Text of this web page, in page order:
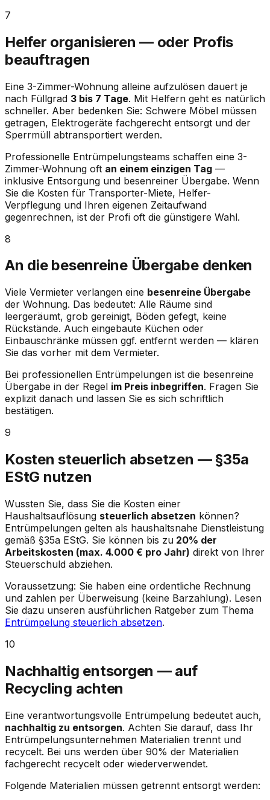
7
Helfer organisieren — oder Profis
beauftragen
Eine 3-Zimmer-Wohnung alleine aufzulösen dauert je
nach Füllgrad 3 bis 7 Tage. Mit Helfern geht es natürlich
schneller. Aber bedenken Sie: Schwere Möbel müssen
getragen, Elektrogeräte fachgerecht entsorgt und der
Sperrmüll abtransportiert werden.
Professionelle Entrümpelungsteams schaffen eine 3-
Zimmer-Wohnung oft an einem einzigen Tag —
inklusive Entsorgung und besenreiner Übergabe. Wenn
Sie die Kosten für Transporter-Miete, Helfer-
Verpflegung und Ihren eigenen Zeitaufwand
gegenrechnen, ist der Profi oft die günstigere Wahl.
8
An die besenreine Übergabe denken
Viele Vermieter verlangen eine besenreine Übergabe
der Wohnung. Das bedeutet: Alle Räume sind
leergeräumt, grob gereinigt, Böden gefegt, keine
Rückstände. Auch eingebaute Küchen oder
Einbauschränke müssen ggf. entfernt werden — klären
Sie das vorher mit dem Vermieter.
Bei professionellen Entrümpelungen ist die besenreine
Übergabe in der Regel im Preis inbegriffen. Fragen Sie
explizit danach und lassen Sie es sich schriftlich
bestätigen.
9
Kosten steuerlich absetzen — §35a
EStG nutzen
Wussten Sie, dass Sie die Kosten einer
Haushaltsauflösung steuerlich absetzen können?
Entrümpelungen gelten als haushaltsnahe Dienstleistung
gemäß §35a EStG. Sie können bis zu 20% der
Arbeitskosten (max. 4.000 € pro Jahr) direkt von Ihrer
Steuerschuld abziehen.
Voraussetzung: Sie haben eine ordentliche Rechnung
und zahlen per Überweisung (keine Barzahlung). Lesen
Sie dazu unseren ausführlichen Ratgeber zum Thema
Entrümpelung steuerlich absetzen.
10
Nachhaltig entsorgen — auf
Recycling achten
Eine verantwortungsvolle Entrümpelung bedeutet auch,
nachhaltig zu entsorgen. Achten Sie darauf, dass Ihr
Entrümpelungsunternehmen Materialien trennt und
recycelt. Bei uns werden über 90% der Materialien
fachgerecht recycelt oder wiederverwendet.
Folgende Materialien müssen getrennt entsorgt werden: